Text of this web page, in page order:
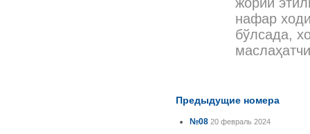
нафар
бўлсада,
Предыдущие номера
№08 20 февраль 2024